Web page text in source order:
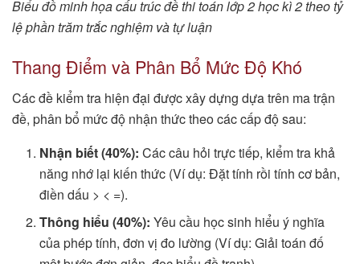
Biểu đồ minh họa cấu trúc đề thi toán lớp 2 học kì 2 theo tỷ
lệ phần trăm trắc nghiệm và tự luận
Thang Điểm và Phân Bổ Mức Độ Khó
Các đề kiểm tra hiện đại được xây dựng dựa trên ma trận
đề, phân bổ mức độ nhận thức theo các cấp độ sau:
Nhận biết (40%): Các câu hỏi trực tiếp, kiểm tra khả
năng nhớ lại kiến thức (Ví dụ: Đặt tính rồi tính cơ bản,
điền dấu > < =).
Thông hiểu (40%): Yêu cầu học sinh hiểu ý nghĩa
của phép tính, đơn vị đo lường (Ví dụ: Giải toán đố